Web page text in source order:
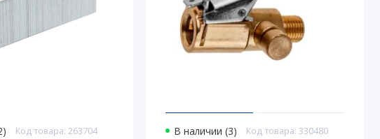
Код товара: 263704 В наличии (3) Код товара: 330480